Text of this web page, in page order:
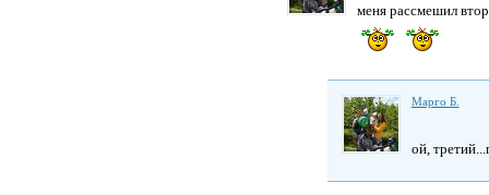
меня рассмешил
Марго Б.
ой,